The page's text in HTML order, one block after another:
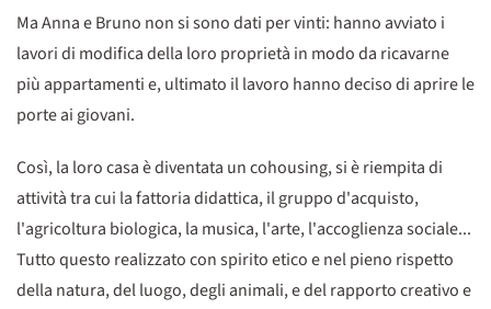
Ma Anna e Bruno non si sono dati per vinti: hanno avviato i
lavori di modifica della loro proprietà in modo da ricavarne
più appartamenti e, ultimato il lavoro hanno deciso di aprire le
porte ai giovani.
Così, la loro casa è diventata un cohousing, si è riempita di
attività tra cui la fattoria didattica, il gruppo d'acquisto,
l'agricoltura biologica, la musica, l'arte, l'accoglienza sociale...
Tutto questo realizzato con spirito etico e nel pieno rispetto
della natura, del luogo, degli animali, e del rapporto creativo e